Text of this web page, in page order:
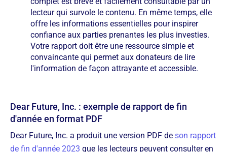
lecteur qui survole le contenu. En même temps, elle
offre les informations essentielles pour inspirer
confiance aux parties prenantes les plus investies.
Votre rapport doit être une ressource simple et
convaincante qui permet aux donateurs de lire
l'information de façon attrayante et accessible.
Dear Future, Inc. : exemple de rapport de fin
d'année en format PDF
Dear Future, Inc. a produit une version PDF de son rapport
de fin d'année 2023 que les lecteurs peuvent consulter en